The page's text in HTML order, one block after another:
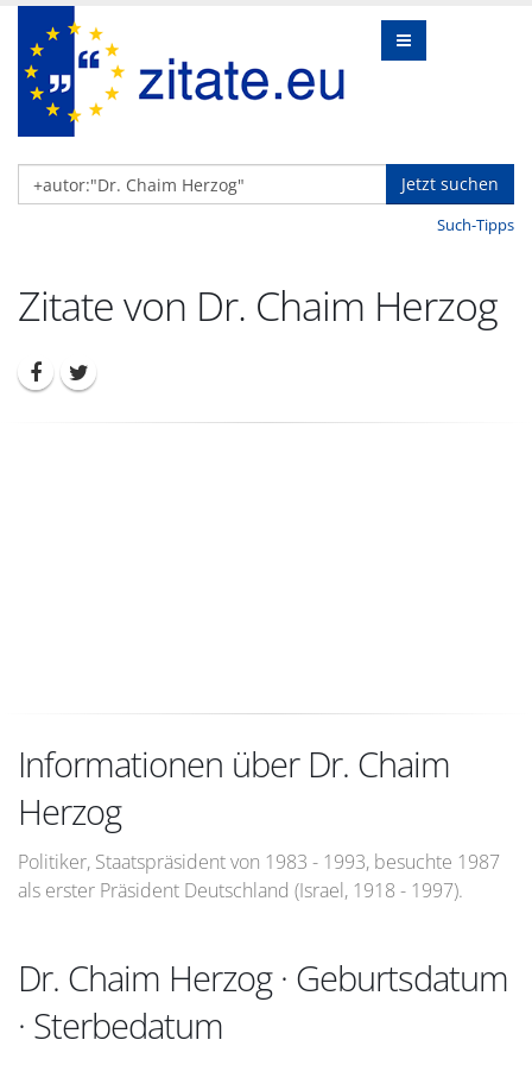
Jetzt suchen
Such-Tipps
Zitate von Dr. Chaim Herzog
Informationen über Dr. Chaim
Herzog
Politiker, Staatspräsident von 1983 - 1993, besuchte 1987
als erster Präsident Deutschland (Israel, 1918 - 1997).
Dr. Chaim Herzog · Geburtsdatum
· Sterbedatum